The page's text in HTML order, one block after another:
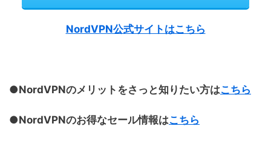
NordVPN公式サイトはこちら
●NordVPNのメリットをさっと知りたい方はこちら
●NordVPNのお得なセール情報はこちら